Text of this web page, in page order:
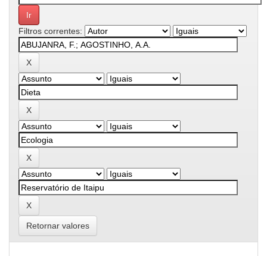
Filtros correntes:
Retornar valores